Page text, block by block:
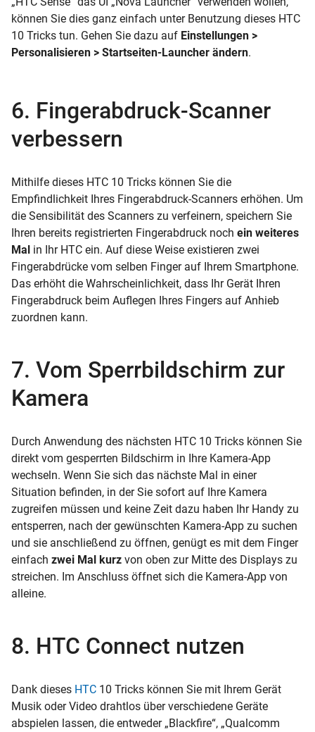
können Sie dies ganz einfach unter Benutzung dieses HTC
10 Tricks tun. Gehen Sie dazu auf Einstellungen >
Personalisieren > Startseiten-Launcher ändern.
6. Fingerabdruck-Scanner
verbessern
Mithilfe dieses HTC 10 Tricks können Sie die
Empfindlichkeit Ihres Fingerabdruck-Scanners erhöhen. Um
die Sensibilität des Scanners zu verfeinern, speichern Sie
Ihren bereits registrierten Fingerabdruck noch ein weiteres
Mal in Ihr HTC ein. Auf diese Weise existieren zwei
Fingerabdrücke vom selben Finger auf Ihrem Smartphone.
Das erhöht die Wahrscheinlichkeit, dass Ihr Gerät Ihren
Fingerabdruck beim Auflegen Ihres Fingers auf Anhieb
zuordnen kann.
7. Vom Sperrbildschirm zur
Kamera
Durch Anwendung des nächsten HTC 10 Tricks können Sie
direkt vom gesperrten Bildschirm in Ihre Kamera-App
wechseln. Wenn Sie sich das nächste Mal in einer
Situation befinden, in der Sie sofort auf Ihre Kamera
zugreifen müssen und keine Zeit dazu haben Ihr Handy zu
entsperren, nach der gewünschten Kamera-App zu suchen
und sie anschließend zu öffnen, genügt es mit dem Finger
einfach zwei Mal kurz von oben zur Mitte des Displays zu
streichen. Im Anschluss öffnet sich die Kamera-App von
alleine.
8. HTC Connect nutzen
Dank dieses HTC 10 Tricks können Sie mit Ihrem Gerät
Musik oder Video drahtlos über verschiedene Geräte
abspielen lassen, die entweder „Blackfire“, „Qualcomm